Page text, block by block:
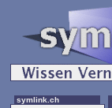
symlink.ch